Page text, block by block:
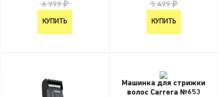
6 999 ₽
КУПИТЬ
5 499 ₽
КУПИТЬ
Машинка для стрижки
волос Carrera №653